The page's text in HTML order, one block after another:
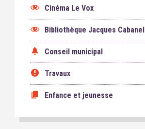
Cinéma Le Vox
Bibliothèque Jacques Cabanel
Conseil municipal
Travaux
Enfance et jeunesse